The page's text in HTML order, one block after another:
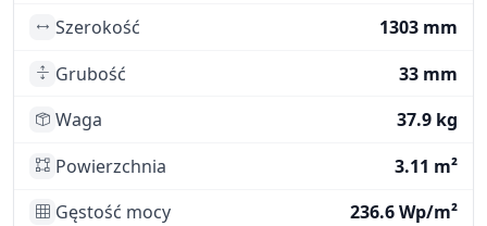
Szerokość
1303 mm
Grubość
33 mm
Waga
37.9 kg
Powierzchnia
3.11 m²
Gęstość mocy
236.6 Wp/m²